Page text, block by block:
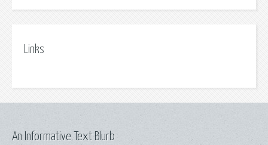
Links
An Informative Text Blurb